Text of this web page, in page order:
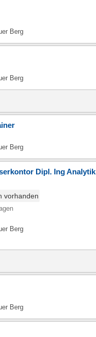
Berg
Berg
Berg
Dipl. Ing Analytik
vorhanden
Berg
Berg